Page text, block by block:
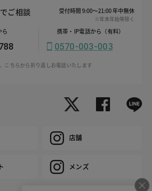
ご相談 受付時間 9:00～21:00 年中無休
※年末年始等除く
ら 携帯・IP電話から（有料）
0570-003-003
こちらから折り返しお電話いたします
店舗
メンズ